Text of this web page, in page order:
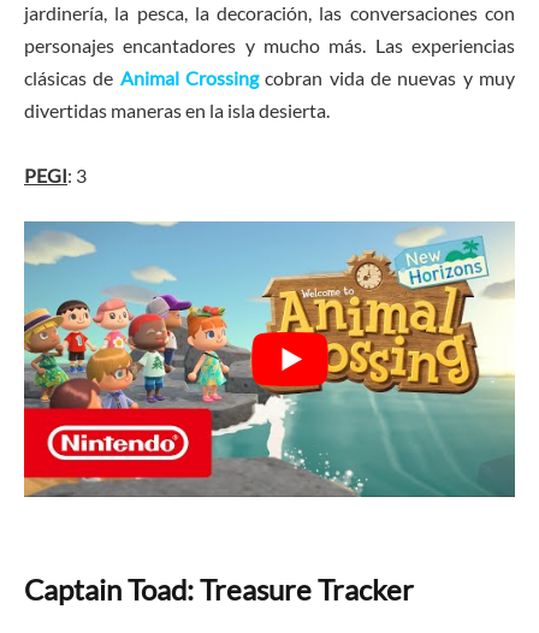
jardinería, la pesca, la decoración, las conversaciones con
personajes encantadores y mucho más. Las experiencias
clásicas de Animal Crossingcobran vida de nuevas y muy
divertidas maneras en la isla desierta.
PEGI: 3
Captain Toad: Treasure Tracker